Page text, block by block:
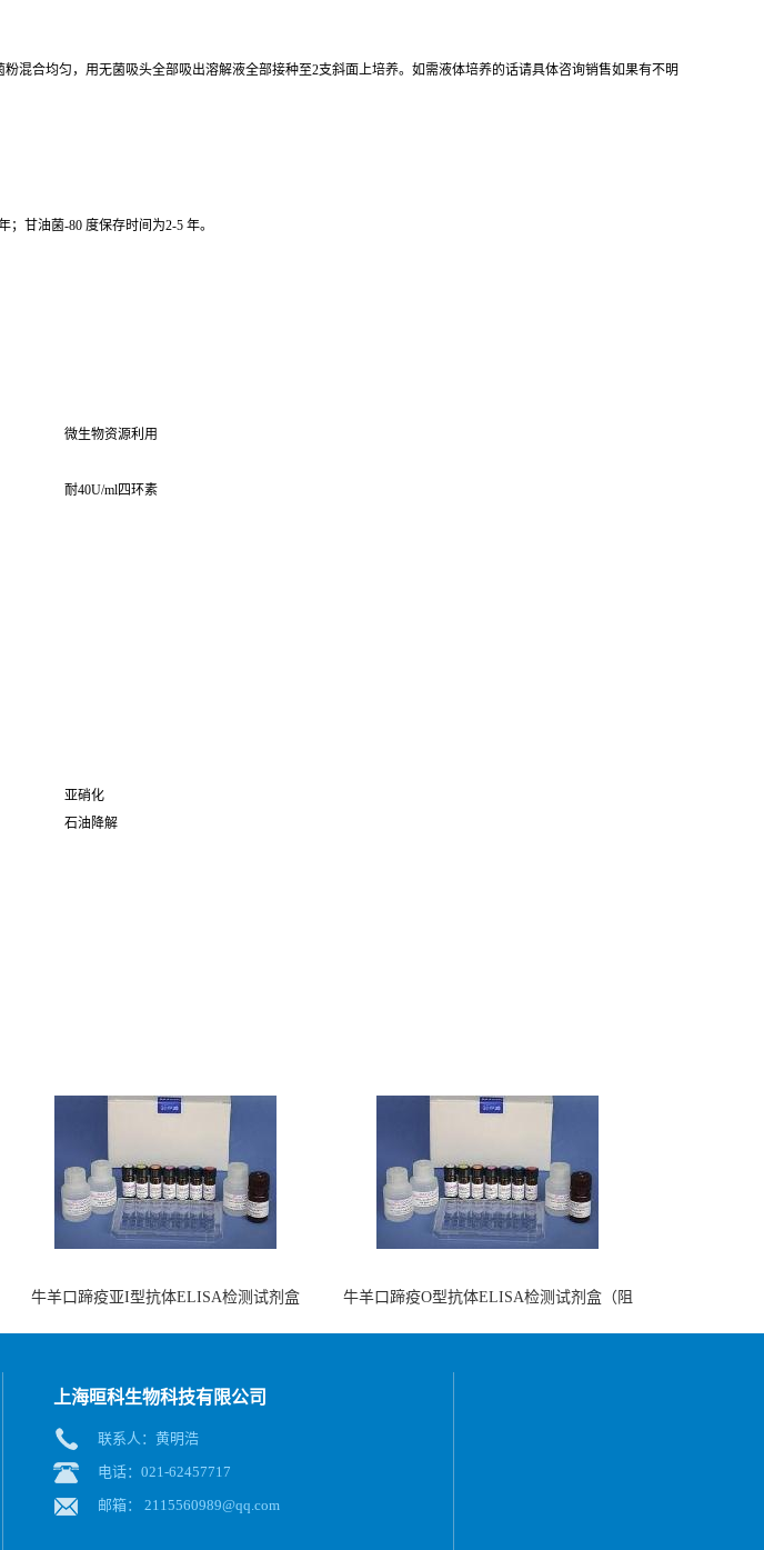
混合均匀，用无菌吸头全部吸出溶解液全部接种至2支斜面上培养。如需液体培养的话请具体咨询销售如果有不明
甘油菌-80 度保存时间为2-5 年。
微生物资源利用
耐40U/ml四环素
亚硝化
石油降解
牛羊口蹄疫亚I型抗体ELISA检测试剂盒
牛羊口蹄疫O型抗体ELISA检测试剂盒（阻
上海晅科生物科技有限公司
联系人：黄明浩
电话：021-62457717
邮箱： 2115560989@qq.com